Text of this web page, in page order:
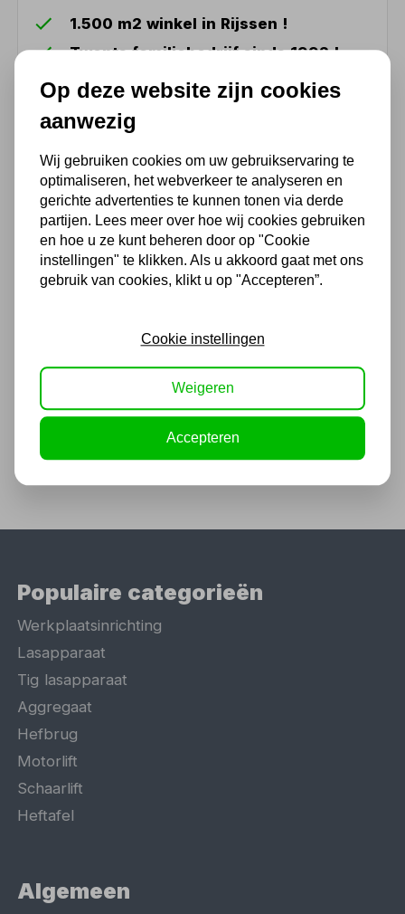
1.500 m2 winkel in Rijssen !
Twents familiebedrijf sinds 1992 !
Ook handig
Eagle kitspuit pneumatisch
EG195
63,53
52,50 excl. BTW
32,07
26,50 excl. BTW
Populaire categorieën
Werkplaatsinrichting
Lasapparaat
Tig lasapparaat
Aggregaat
Hefbrug
Motorlift
Schaarlift
Heftafel
Algemeen
Op deze website zijn cookies
aanwezig
Wij gebruiken cookies om uw gebruikservaring te
optimaliseren, het webverkeer te analyseren en
gerichte advertenties te kunnen tonen via derde
partijen. Lees meer over hoe wij cookies gebruiken
en hoe u ze kunt beheren door op "Cookie
instellingen" te klikken. Als u akkoord gaat met ons
gebruik van cookies, klikt u op "Accepteren”.
Cookie instellingen
Weigeren
Accepteren